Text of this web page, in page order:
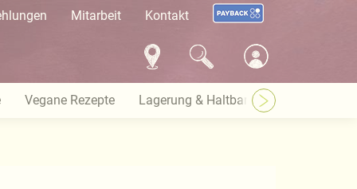
Mitarbeit Kontakt
Vegane Rezepte Lagerung & Haltbarkeit